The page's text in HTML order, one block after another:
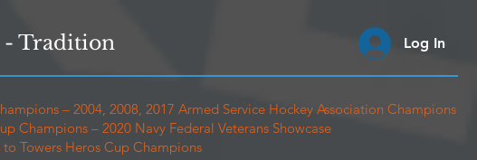
– 2004, 2008, 2017 Armed Service Hockey Association Champions
Champions – 2020 Navy Federal Veterans Showcase
Towers Heros Cup Champions
- Tradition Log In